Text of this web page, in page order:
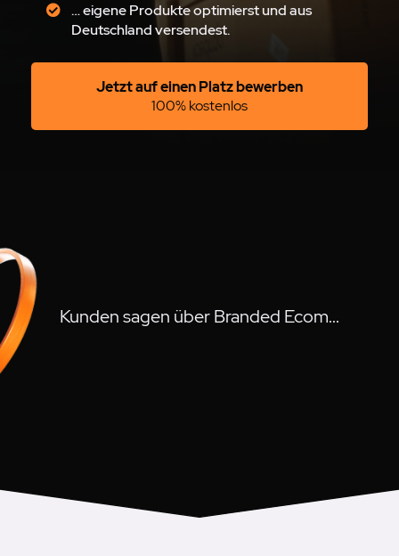
… eigene Produkte optimierst und aus
Deutschland versendest.
Jetzt auf einen Platz bewerben
100% kostenlos
Kunden sagen über Branded Ecom...